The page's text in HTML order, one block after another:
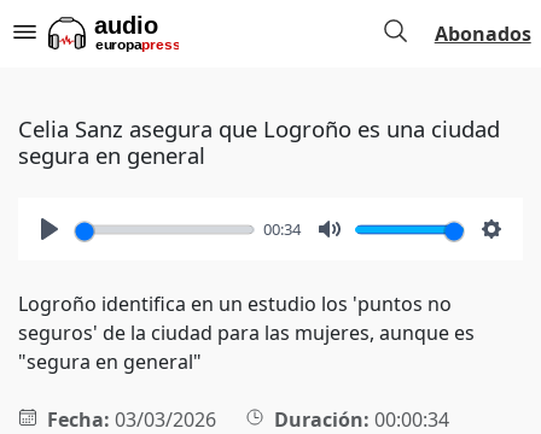
Abonados
Celia Sanz asegura que Logroño es una ciudad
segura en general
00:34
Logroño identifica en un estudio los 'puntos no
seguros' de la ciudad para las mujeres, aunque es
"segura en general"
Fecha: 03/03/2026 Duración: 00:00:34